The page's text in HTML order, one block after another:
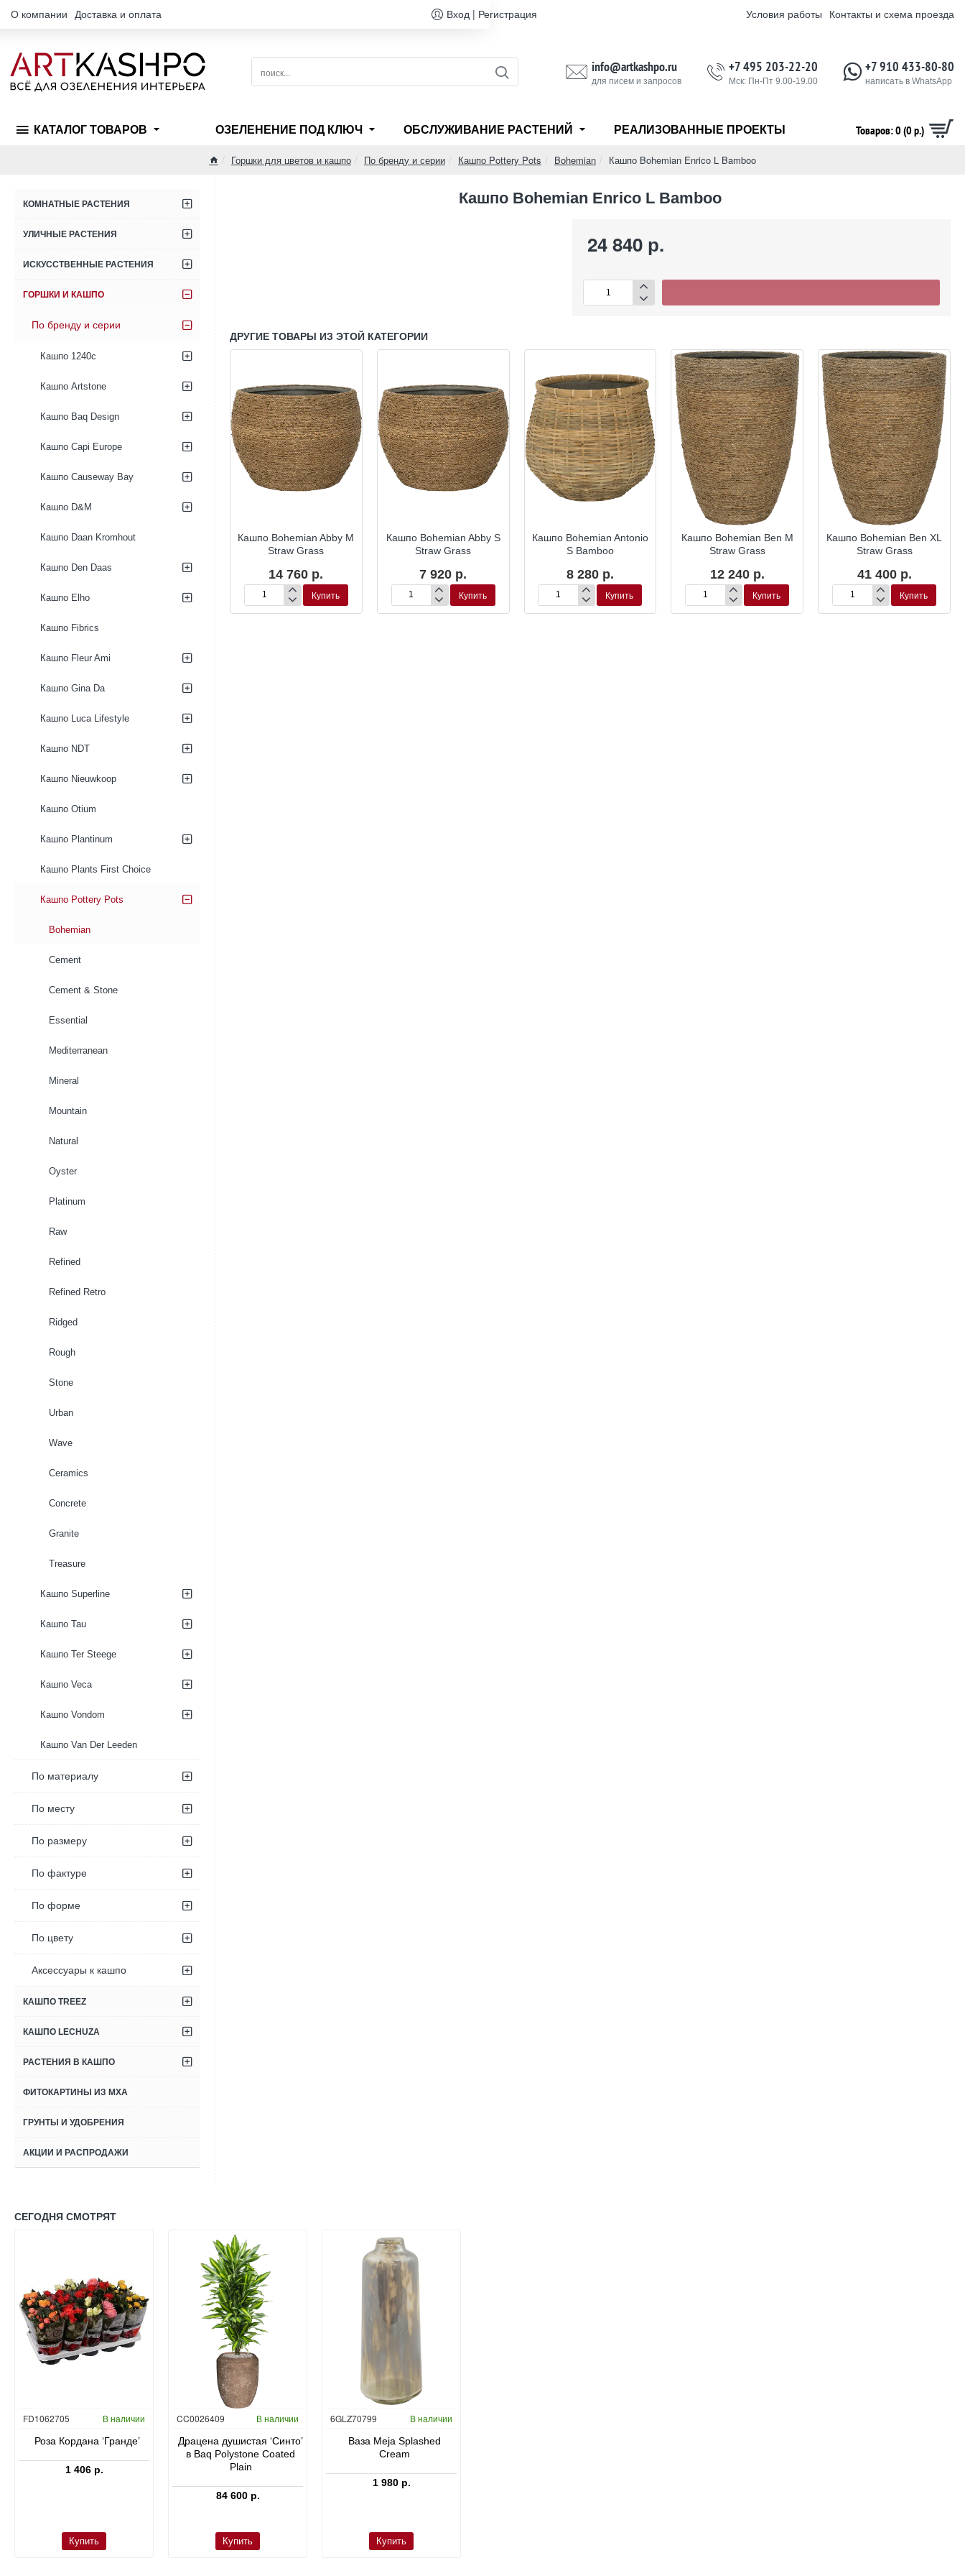
О компании Доставка и оплата Вход | Регистрация Условия работы Контакты и схема проезда
поиск...
info@artkashpo.ru
для писем и запросов
+7 495 203-22-20
Мск: Пн-Пт 9.00-19.00
+7 910 433-80-80
написать в WhatsApp
КАТАЛОГ ТОВАРОВ ОЗЕЛЕНЕНИЕ ПОД КЛЮЧ ОБСЛУЖИВАНИЕ РАСТЕНИЙ РЕАЛИЗОВАННЫЕ ПРОЕКТЫ Товаров: 0 (0 р.)
Горшки для цветов и кашпо По бренду и серии Кашпо Pottery Pots Bohemian Кашпо Bohemian Enrico L Bamboo
КОМНАТНЫЕ РАСТЕНИЯ
УЛИЧНЫЕ РАСТЕНИЯ
ИСКУССТВЕННЫЕ РАСТЕНИЯ
ГОРШКИ И КАШПО
По бренду и серии
Кашпо 1240c
Кашпо Artstone
Кашпо Baq Design
Кашпо Capi Europe
Кашпо Causeway Bay
Кашпо D&M
Кашпо Daan Kromhout
Кашпо Den Daas
Кашпо Elho
Кашпо Fibrics
Кашпо Fleur Ami
Кашпо Gina Da
Кашпо Luca Lifestyle
Кашпо NDT
Кашпо Nieuwkoop
Кашпо Otium
Кашпо Plantinum
Кашпо Plants First Choice
Кашпо Pottery Pots
Bohemian
Cement
Cement & Stone
Essential
Mediterranean
Mineral
Mountain
Natural
Oyster
Platinum
Raw
Refined
Refined Retro
Ridged
Rough
Stone
Urban
Wave
Ceramics
Concrete
Granite
Treasure
Кашпо Superline
Кашпо Tau
Кашпо Ter Steege
Кашпо Veca
Кашпо Vondom
Кашпо Van Der Leeden
По материалу
По месту
По размеру
По фактуре
По форме
По цвету
Аксессуары к кашпо
КАШПО TREEZ
КАШПО LECHUZA
РАСТЕНИЯ В КАШПО
ФИТОКАРТИНЫ ИЗ МХА
ГРУНТЫ И УДОБРЕНИЯ
АКЦИИ И РАСПРОДАЖИ
Кашпо Bohemian Enrico L Bamboo
24 840 р.
ДРУГИЕ ТОВАРЫ ИЗ ЭТОЙ КАТЕГОРИИ
Zayn S
Купить
Кашпо Bohemian Zayn
Zayn
Bamboo
Купить
Кашпо Bohemian Abby M
Straw Grass
14 760 р.
Кашпо
Bohemian
Купить
Кашпо Bohemian Abby S
Straw Grass
7 920 р.
Кашпо
Bohemian
Купить
Кашпо Bohemian Antonio
S Bamboo
8 280 р.
Кашпо
Bohemian
Купить
Кашпо Bohemian Ben M
Straw Grass
12 240 р.
Кашпо
Bohemian
Купить
Кашпо Bohemian Ben XL
Straw Grass
41 400 р.
Кашпо
Bohemian
Купить
СЕГОДНЯ СМОТРЯТ
FD1062705 В наличии
Роза Кордана ‘Гранде’
1 406 р.
Купить
CC0026409 В наличии
Драцена душистая ‘Синто’
в Baq Polystone Coated
Plain
84 600 р.
Купить
6GLZ70799 В наличии
Ваза Meja Splashed
Cream
1 980 р.
Купить